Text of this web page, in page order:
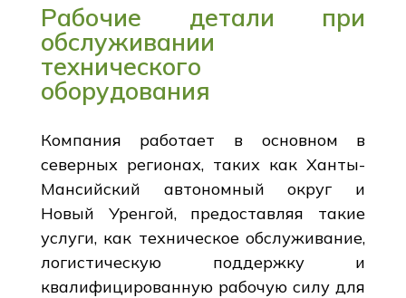
Рабочие детали при
обслуживании
технического
оборудования
Компания работает в основном в
северных регионах, таких как Ханты-
Мансийский автономный округ и
Новый Уренгой, предоставляя такие
услуги, как техническое обслуживание,
логистическую поддержку и
квалифицированную рабочую силу для